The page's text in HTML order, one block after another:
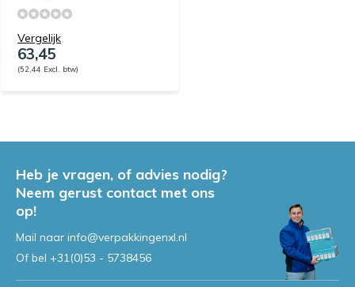
Vergelijk
63,45
(52,44 Excl. btw)
Heb je vragen, of advies nodig?
Neem gerust contact met ons
op!
Mail naar info@verpakkingenxl.nl
Of bel +31(0)53 - 5738456